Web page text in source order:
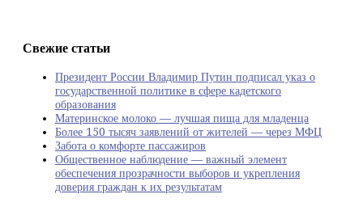
Свежие статьи
Президент России Владимир Путин подписал указ о
государственной политике в сфере кадетского
образования
Материнское молоко — лучшая пища для младенца
Более 150 тысяч заявлений от жителей — через МФЦ
Забота о комфорте пассажиров
Общественное наблюдение — важный элемент
обеспечения прозрачности выборов и укрепления
доверия граждан к их результатам